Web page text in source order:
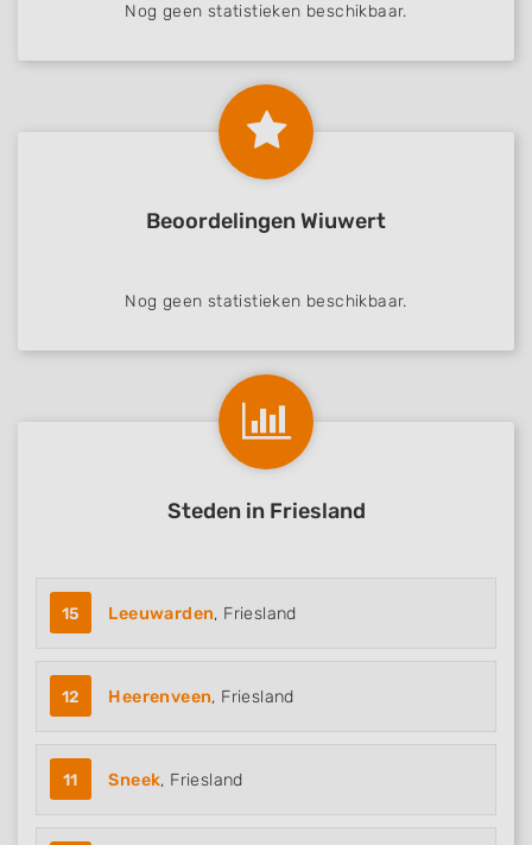
Nog geen statistieken beschikbaar.
Beoordelingen Wiuwert
Nog geen statistieken beschikbaar.
Steden in Friesland
15 Leeuwarden, Friesland
12 Heerenveen, Friesland
11 Sneek, Friesland